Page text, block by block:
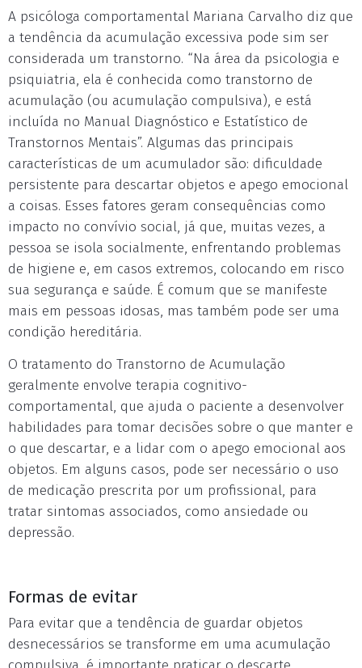
A psicóloga comportamental Mariana Carvalho diz que
a tendência da acumulação excessiva pode sim ser
considerada um transtorno. “Na área da psicologia e
psiquiatria, ela é conhecida como transtorno de
acumulação (ou acumulação compulsiva), e está
incluída no Manual Diagnóstico e Estatístico de
Transtornos Mentais”. Algumas das principais
características de um acumulador são: dificuldade
persistente para descartar objetos e apego emocional
a coisas. Esses fatores geram consequências como
impacto no convívio social, já que, muitas vezes, a
pessoa se isola socialmente, enfrentando problemas
de higiene e, em casos extremos, colocando em risco
sua segurança e saúde. É comum que se manifeste
mais em pessoas idosas, mas também pode ser uma
condição hereditária.
O tratamento do Transtorno de Acumulação
geralmente envolve terapia cognitivo-
comportamental, que ajuda o paciente a desenvolver
habilidades para tomar decisões sobre o que manter e
o que descartar, e a lidar com o apego emocional aos
objetos. Em alguns casos, pode ser necessário o uso
de medicação prescrita por um profissional, para
tratar sintomas associados, como ansiedade ou
depressão.
Formas de evitar
Para evitar que a tendência de guardar objetos
desnecessários se transforme em uma acumulação